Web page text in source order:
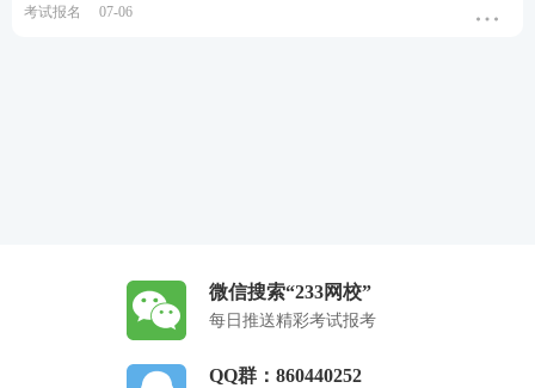
考试报名 07-06
微信搜索“233网校”
每日推送精彩考试报考
QQ群：860440252